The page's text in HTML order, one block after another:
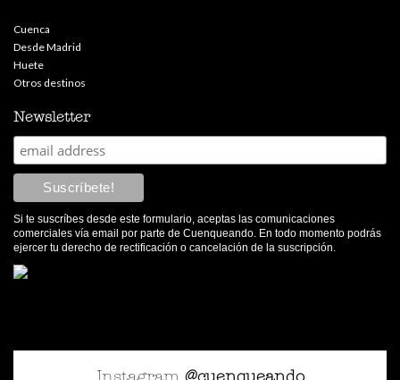
Cuenca
Desde Madrid
Huete
Otros destinos
Newsletter
Si te suscríbes desde este formulario, aceptas las comunicaciones
comerciales vía email por parte de Cuenqueando. En todo momento podrás
ejercer tu derecho de rectificación o cancelación de la suscripción.